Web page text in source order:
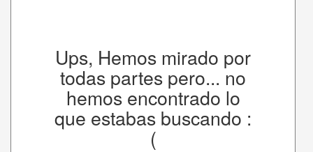
Ups, Hemos mirado por
todas partes pero... no
hemos encontrado lo
que estabas buscando :
(